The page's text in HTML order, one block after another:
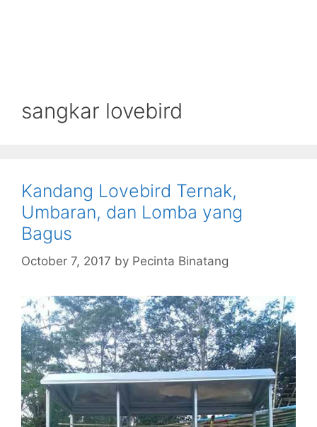
sangkar lovebird
Kandang Lovebird Ternak,
Umbaran, dan Lomba yang
Bagus
October 7, 2017 by Pecinta Binatang